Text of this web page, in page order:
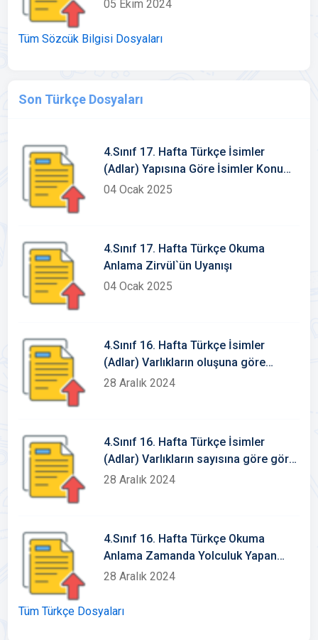
05 Ekim 2024
Tüm Sözcük Bilgisi Dosyaları
Son Türkçe Dosyaları
4.Sınıf 17. Hafta Türkçe İsimler
(Adlar) Yapısına Göre İsimler Konu
Etkinlikleri
04 Ocak 2025
4.Sınıf 17. Hafta Türkçe Okuma
Anlama Zirvül`ün Uyanışı
04 Ocak 2025
4.Sınıf 16. Hafta Türkçe İsimler
(Adlar) Varlıkların oluşuna göre
somut-soyut isimler
28 Aralık 2024
4.Sınıf 16. Hafta Türkçe İsimler
(Adlar) Varlıkların sayısına göre göre
isimler tekil-çoğul-topluluk isimleri
28 Aralık 2024
4.Sınıf 16. Hafta Türkçe Okuma
Anlama Zamanda Yolculuk Yapan
Akrep ve Yelkovan
28 Aralık 2024
Tüm Türkçe Dosyaları